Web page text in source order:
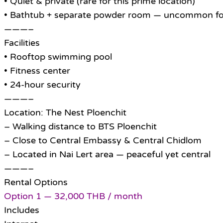
• Bathtub + separate powder room — uncommon
———–
Facilities
• Rooftop swimming pool
• Fitness center
• 24-hour security
———–
Location: The Nest Ploenchit
– Walking distance to BTS Ploenchit
– Close to Central Embassy & Central Chidlom
– Located in Nai Lert area — peaceful yet central
———–
Rental Options
Option 1 — 32,000 THB / month
Includes